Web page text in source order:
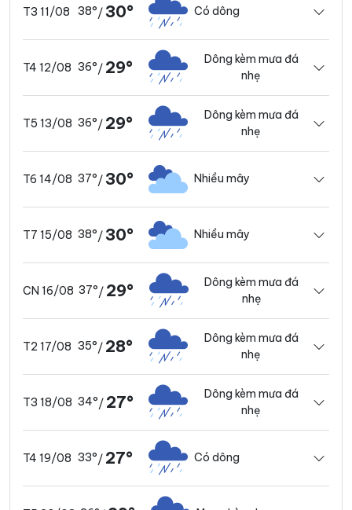
T3 11/08 38°/30° Có dông
T4 12/08 36°/ 29°
Dông kèm mưa đá
nhẹ
T5 13/08 36°/ 29°
Dông kèm mưa đá
nhẹ
T6 14/08 37°/30° Nhiều mây
T7 15/08 38°/30° Nhiều mây
CN 16/08 37°/ 29°
Dông kèm mưa đá
nhẹ
T2 17/08 35°/ 28°
Dông kèm mưa đá
nhẹ
T3 18/08 34°/ 27°
Dông kèm mưa đá
nhẹ
T4 19/08 33°/ 27° Có dông